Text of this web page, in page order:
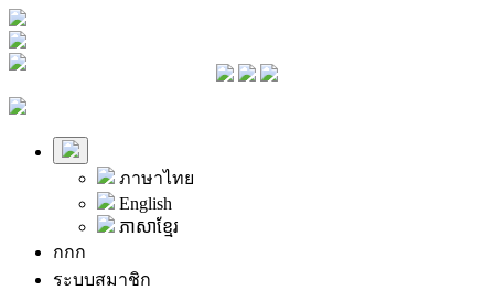
ภาษาไทย
English
ភាសាខ្មែរ
กกก
ระบบสมาชิก